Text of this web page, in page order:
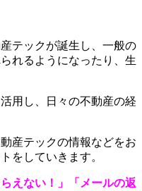
テックが誕生し、一般の
れるようになったり、生
用し、日々の不動産の経
産テックの情報などをお
をしていきます。
えない！」「メールの返